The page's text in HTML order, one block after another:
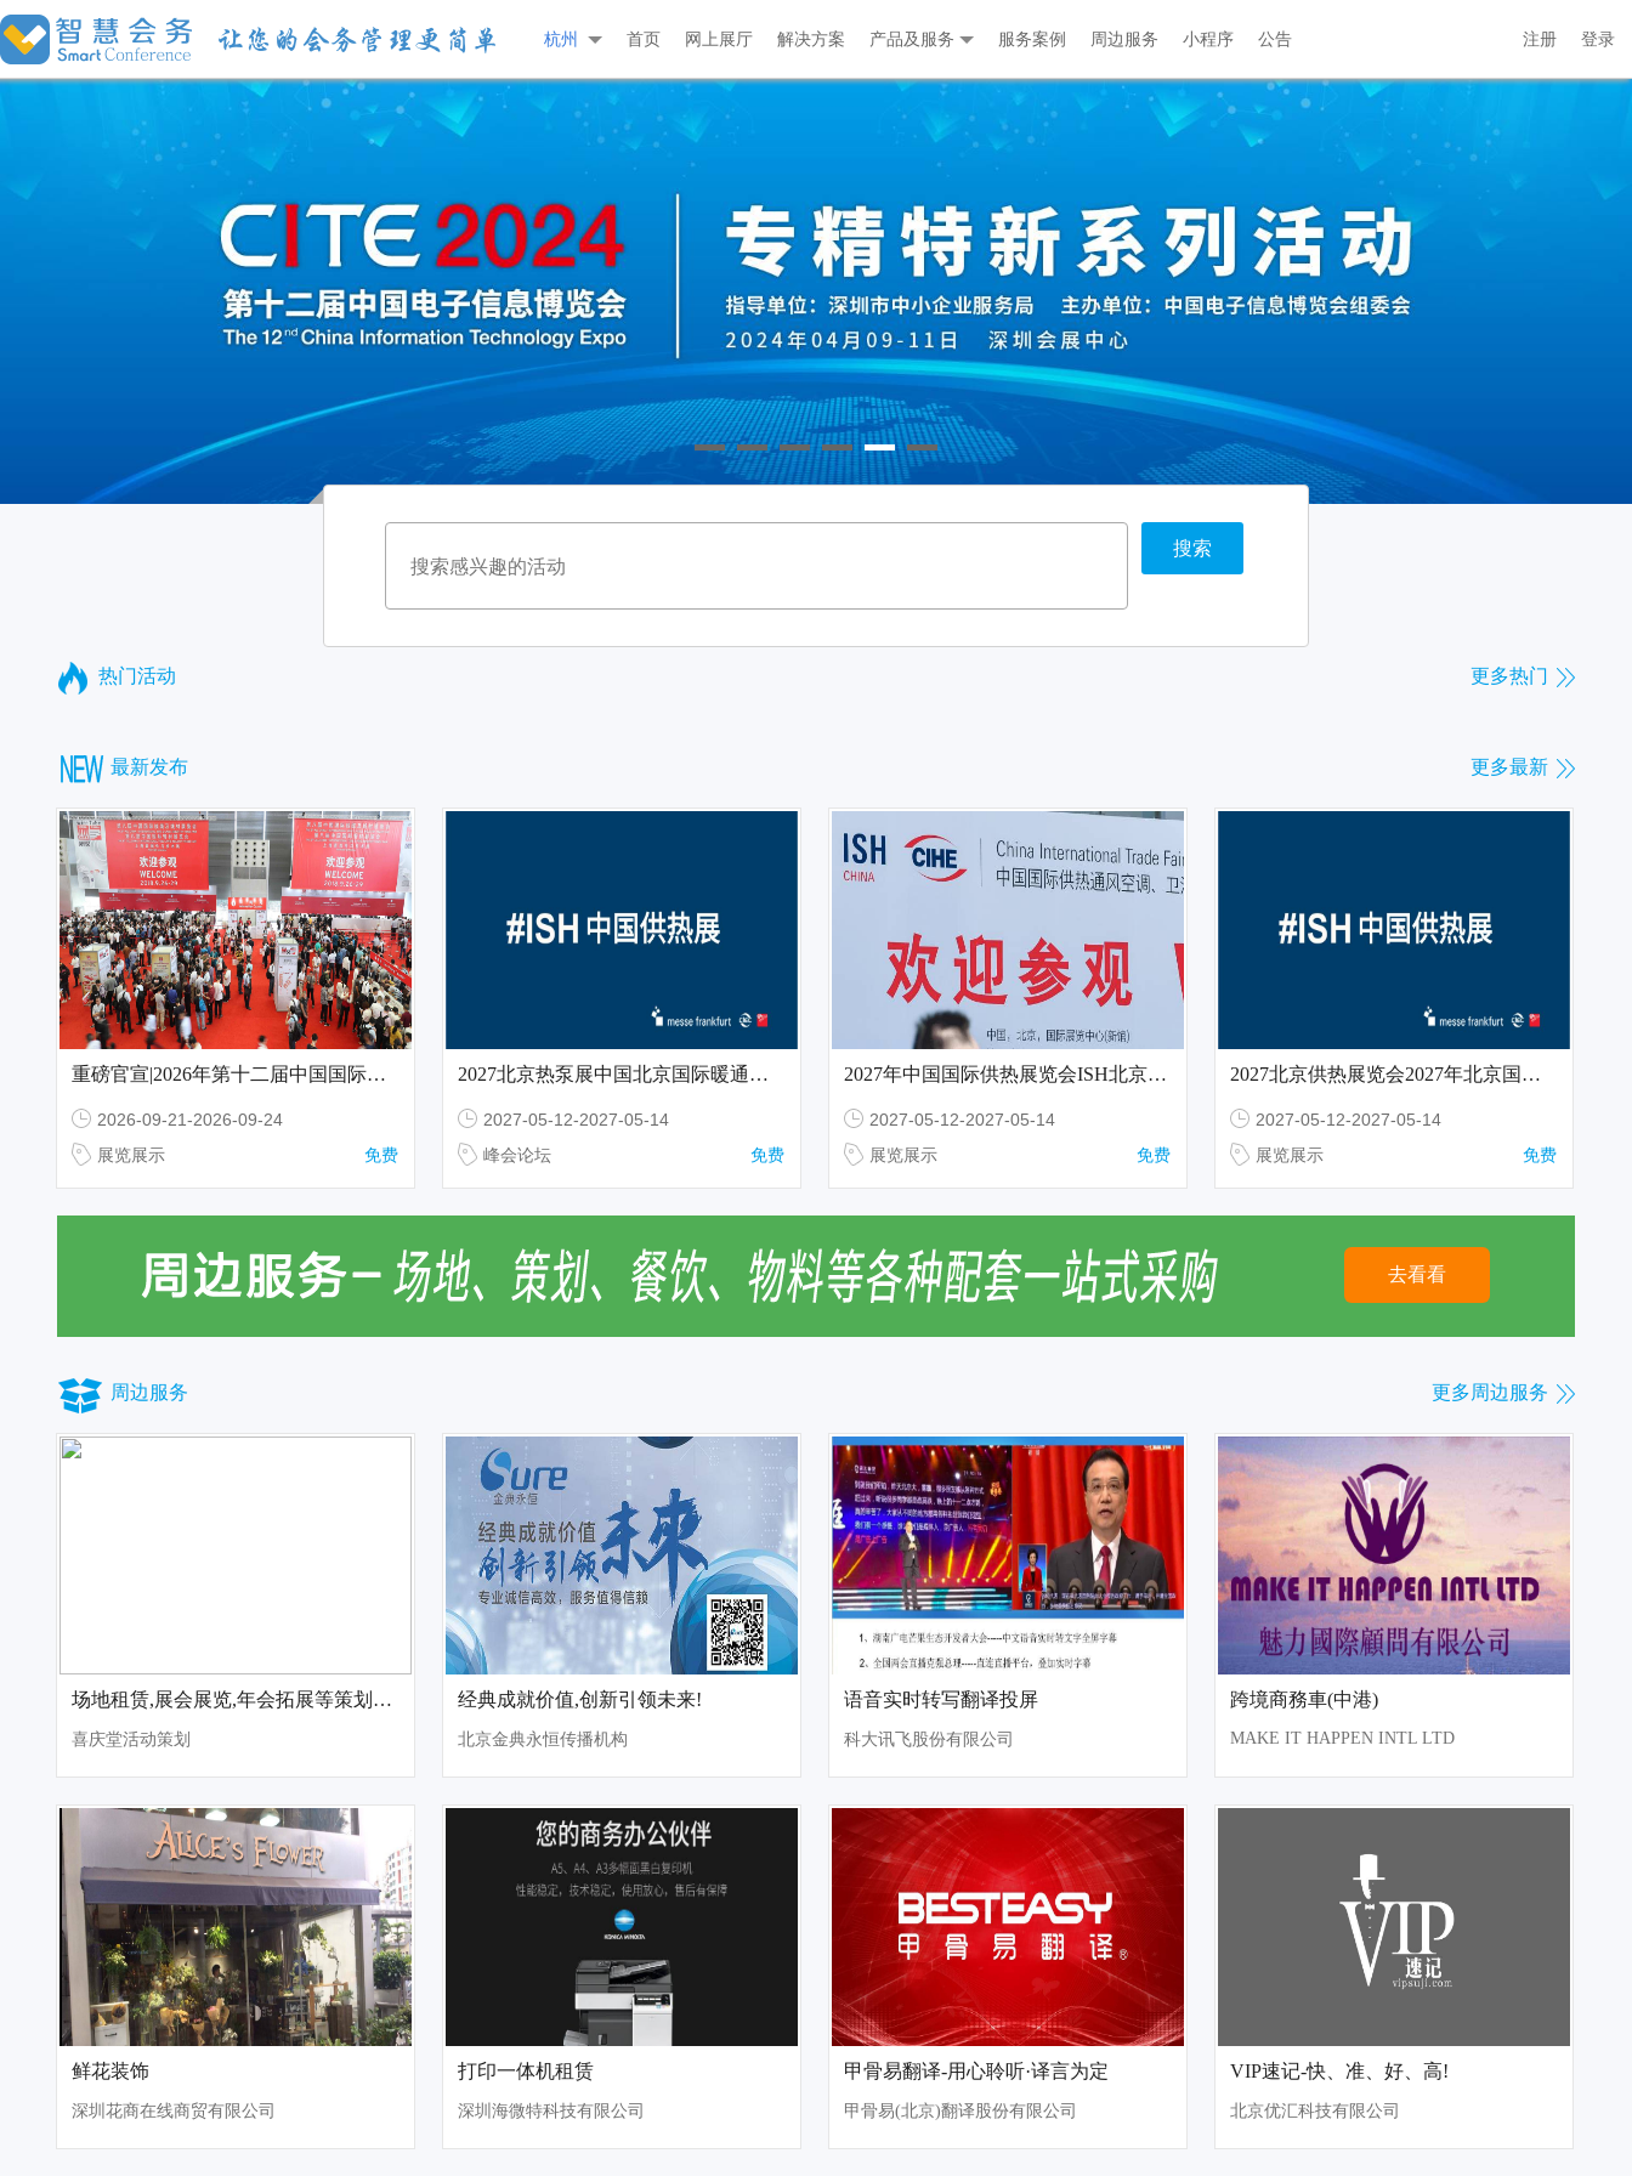
杭州 首页 网上展厅 解决方案 产品及服务 服务案例 周边服务 小程序 公告 登录
注册
搜索
热门活动 更多热门
最新发布 更多最新
重磅官宣|2026年第十二届中国国际管材展览会(主办发布)
2026-09-21-2026-09-24
展览展示 免费
2027北京热泵展中国北京国际暖通供热展ISH中国供热展览会
2027-05-12-2027-05-14
峰会论坛 免费
2027年中国国际供热展览会ISH北京供热暖通展览会官方网站
2027-05-12-2027-05-14
展览展示 免费
2027北京供热展览会2027年北京国际供热展览会北京暖通展ISH中国供热展首页
2027-05-12-2027-05-14
展览展示 免费
去看看
周边服务 更多周边服务
场地租赁,展会展览,年会拓展等策划和执行
喜庆堂活动策划
经典成就价值,创新引领未来!
北京金典永恒传播机构
语音实时转写翻译投屏
科大讯飞股份有限公司
跨境商務車(中港)
MAKE IT HAPPEN INTL LTD
鲜花装饰
深圳花商在线商贸有限公司
打印一体机租赁
深圳海微特科技有限公司
甲骨易翻译-用心聆听·译言为定
甲骨易(北京)翻译股份有限公司
VIP速记-快、准、好、高!
北京优汇科技有限公司